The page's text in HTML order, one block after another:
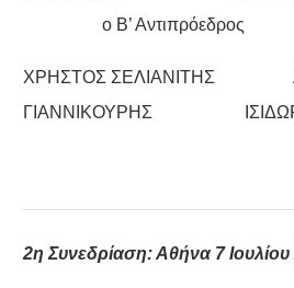
ο Β’ Αντιπρόεδρος
ΧΡΗΣΤΟΣ ΣΕΛΙΑΝΙΤΗΣ
ΓΙΑΝΝΙΚΟΥΡΗΣ
2η Συνεδρίαση: Αθήνα 7